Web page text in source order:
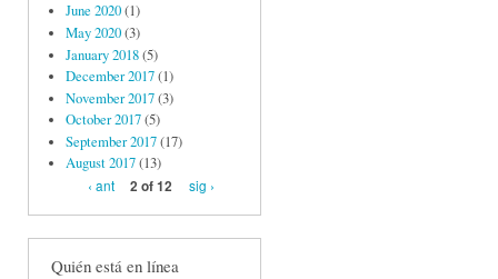
June 2020(1)
May 2020(3)
January 2018(5)
December 2017(1)
November 2017(3)
October 2017(5)
September 2017(17)
August 2017(13)
‹ ant
2 of 12 sig ›
Quién está en línea